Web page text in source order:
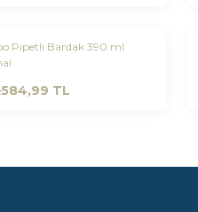
Ekle
Pipetli Bardak 390 ml
584,99 TL